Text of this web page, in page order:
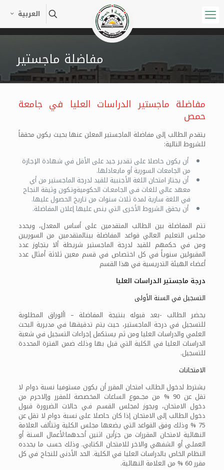
العربية
مفاضلة ماجستير
مفاضلة ماجستير الدراسات العليا في جامعة
حمص
يتقدم الطالب إلى مفاضلة الماجستير المعلن عنها بحيث يكون محققاً
للشروط التالية:
أن يكون حاصلا على تقدير جيد على الأقل في شهادة الإجازة
من الجامعات السورية أو مايعادلها.
أن يجتاز امتحان اللغة الأجنبية للقيد لدرجة الماجستير من أي
معهد عالي للغات فـي الجامعـات الحكوميةوتكون وثيقة النجاح
في اللغة سارية لمدة ثلاث سنوات من تاريخ الحصول عليها.
أن يحقق الشروط الأخرى التي ينص عليها إعلان المفاضلة.
تتم المفاضلة بين الطالب المتقدمين على أساس المعدل، ويحدد
مجلس التعليم العالي قواعد المفاضلة بينالمتقدمين من السوريين
ومن في حكمهم للقيد لدرجة الماجستير شريطة ألا يتجاوز عدد
المقبولين سنوياً في كل اختصاص في قسم معين ثلاثة أمثال عدد
أعضاء الهيئة التدريسية في هذا القسم
درجة ماجستير الدراسات العليا
التسجيل في السنة الأولى
يحضر الطالب -بعد قبوله بنتيجة المفاضلة – األوراق المطلوبة
للتسجيل في درجة الماجستير، حيث يتم تدقيقها في مديرية البحث
العلمي والدراسات العليا ومن ثم يستكمل إجراءات التسجيل في شعبة
الدراسات العليا في الكلية التي قبل بها وذلك ضمن الفترة المحددة
للتسجيل.
الامتحانات
يشترط لدخول الطالب امتحان المقرر أن يكون مستوفيا نسبة دوام لا
تقل عن 90 % من مجــموع الساعات المخصصة للمقرر وإلاحرم من
دخول الامتحان، ويجوز لمجلس القسـم فـي حالات الضرورة قبول
دخول الطالب إلى الامتحان إذا كان حاصلا على نسبة دوام لا تقل عن
75 % وذلك وفق القواعد التي يضعها مجلس الكلية وتتألف العلامة
النهائية لامتحان المقررات من جزأين اثنين أحـدهما:لأعمال السـنة أو
العملـي أو الشفهي والاخر للامتحان الكتابي. وذلك حسب ما يحدده
النظام الخاص بالدراسات العليا في الكلية. الحد الأدنى للنجاح في كل
مقرر 60 % من العلامة النهائية.